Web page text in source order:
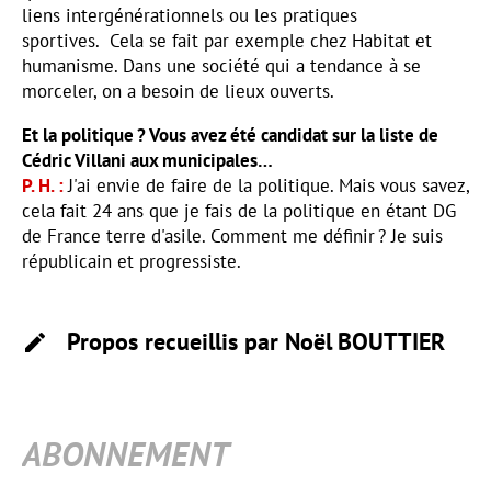
liens intergénérationnels ou les pratiques
sportives. Cela se fait par exemple chez Habitat et
humanisme. Dans une société qui a tendance à se
morceler, on a besoin de lieux ouverts.
Et la politique ? Vous avez été candidat sur la liste de
Cédric Villani aux municipales…
P. H. J'ai envie de faire de la politique. Mais vous savez,
cela fait 24 ans que je fais de la politique en étant DG
de France terre d'asile. Comment me définir ? Je suis
républicain et progressiste.
Propos recueillis par Noël BOUTTIER
ABONNEMENT